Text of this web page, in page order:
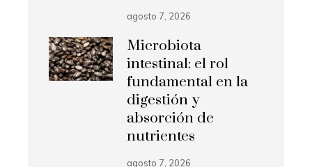
agosto 7, 2026
Microbiota
intestinal: el rol
fundamental en la
digestión y
absorción de
nutrientes
agosto 7, 2026